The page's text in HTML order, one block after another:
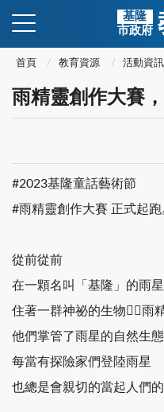
基隆
市政府
首頁 教育資源 活動資訊
雨精靈創作大賽
#2023基隆童話藝術節
#雨精靈創作大賽 正式起
從前從前
在一顆名叫「基隆」的雨
住著一群神祕的生物👉🏻雨
他們掌管了雨星的自然生態
每當有探險家們登陸雨星
也總是會親切的當起人們